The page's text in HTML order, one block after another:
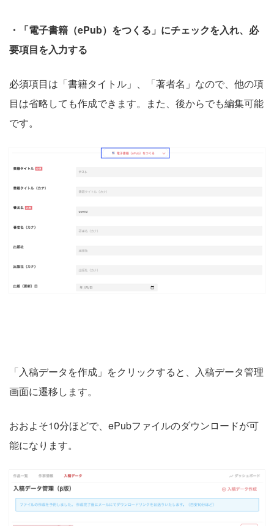
・「電子書籍（ePub）をつくる」にチェックを入れ、必
要項目を入力する
必須項目は「書籍タイトル」、「著者名」なので、他の項
目は省略しても作成できます。また、後からでも編集可能
です。
「入稿データを作成」をクリックすると、入稿データ管理
画面に遷移します。
おおよそ10分ほどで、ePubファイルのダウンロードが可
能になります。